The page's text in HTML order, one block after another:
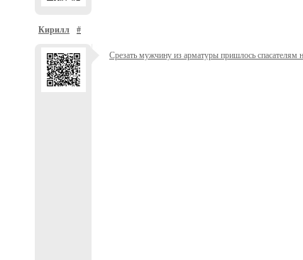
Кирилл #
Срезать мужчину из арматуры пришлось спасателям